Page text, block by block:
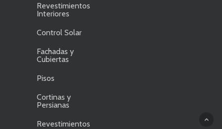
Revestimientos
Interiores
Control Solar
Fachadas y
Cubiertas
Pisos
Cortinas y
Persianas
Revestimientos